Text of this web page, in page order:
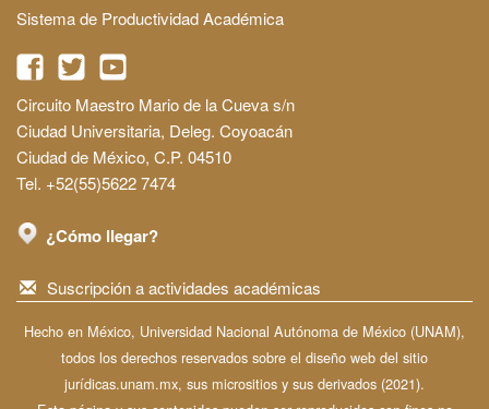
Sistema de Productividad Académica
Circuito Maestro Mario de la Cueva s/n
Ciudad Universitaria, Deleg. Coyoacán
Ciudad de México, C.P. 04510
Tel. +52(55)5622 7474
¿Cómo llegar?
Suscripción a actividades académicas
Hecho en México, Universidad Nacional Autónoma de México (UNAM),
todos los derechos reservados sobre el diseño web del sitio
jurídicas.unam.mx, sus micrositios y sus derivados (2021).